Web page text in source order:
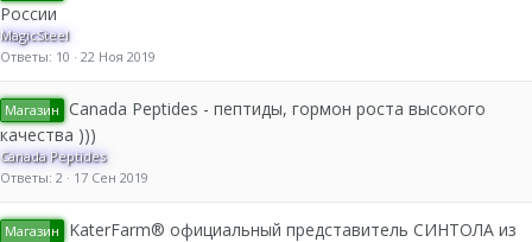
России
MagicSteel
Ответы 10 22 Ноя 2019
Магазин Canada Peptides - пептиды, гормон роста высокого
качества )))
Canada Peptides
Ответы 2 17 Сен 2019
Магазин
KaterFarm® официальный представитель СИНТОЛА из